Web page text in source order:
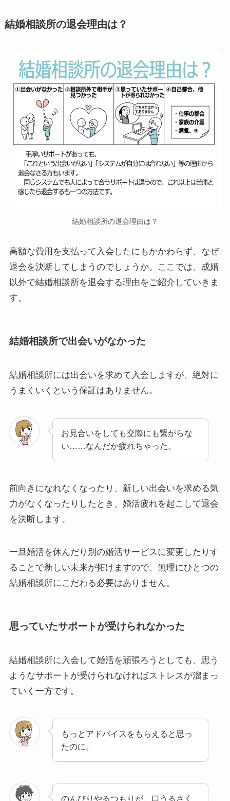
結婚相談所の退会理由は？
結婚相談所の退会理由は？
高額な費用を支払って入会したにもかかわらず、なぜ
退会を決断してしまうのでしょうか。ここでは、成婚
以外で結婚相談所を退会する理由をご紹介していきま
す。
結婚相談所で出会いがなかった
結婚相談所には出会いを求めて入会しますが、絶対に
うまくいくという保証はありません。
お見合いをしても交際にも繋がらな
い……なんだか疲れちゃった。
前向きになれなくなったり、新しい出会いを求める気
力がなくなったりしたとき、婚活疲れを起こして退会
を決断します。
一旦婚活を休んだり別の婚活サービスに変更したりす
ることで新しい未来が拓けますので、無理にひとつの
結婚相談所にこだわる必要はありません。
思っていたサポートが受けられなかった
結婚相談所に入会して婚活を頑張ろうとしても、思う
ようなサポートが受けられなければストレスが溜まっ
ていく一方です。
もっとアドバイスをもらえると思っ
たのに。
のんびりやるつもりが、口うるさく